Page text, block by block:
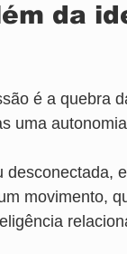
da
é a quebra
uma
movimento,